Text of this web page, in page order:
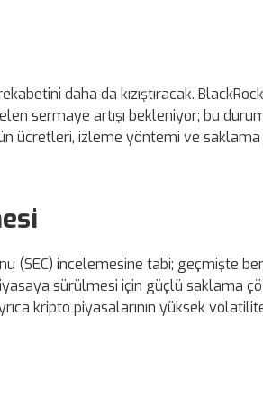
daha da kızıştıracak.
sermaye artışı bekleniyor; bu
ücretleri, izleme yöntemi ve
(SEC) incelemesine tabi; geçmişte
sürülmesi için güçlü saklama
kripto piyasalarının yüksek